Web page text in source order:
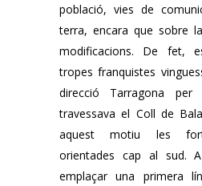
població, vies de
terra, encara que sobre
modificacions. De fet,
tropes franquistes
direcció Tarragona
travessava el Coll de
aquest motiu les
orientades cap al sud.
emplaçar una primera